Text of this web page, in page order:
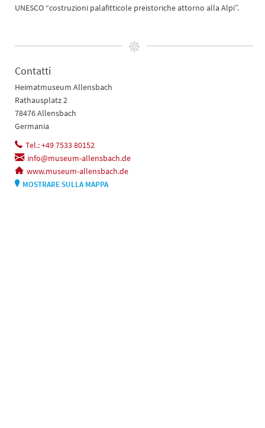
UNESCO “costruzioni palafitticole preistoriche attorno alla Alpi”.
Contatti
Heimatmuseum Allensbach
Rathausplatz 2
78476 Allensbach
Germania
Tel.: +49 7533 80152
info@museum-allensbach.de
www.museum-allensbach.de
MOSTRARE SULLA MAPPA